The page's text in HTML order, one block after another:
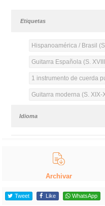
Etiquetas
Hispanoamérica / Brasil
Guitarra Española (S.
1 instrumento de cuerda
Guitarra moderna (S. XIX-
Idioma
Archivar
Tweet Like WhatsApp